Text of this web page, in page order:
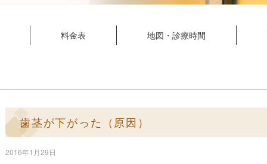
料金表 地図・診療時間
歯茎が下がった（原因）
2016年1月29日